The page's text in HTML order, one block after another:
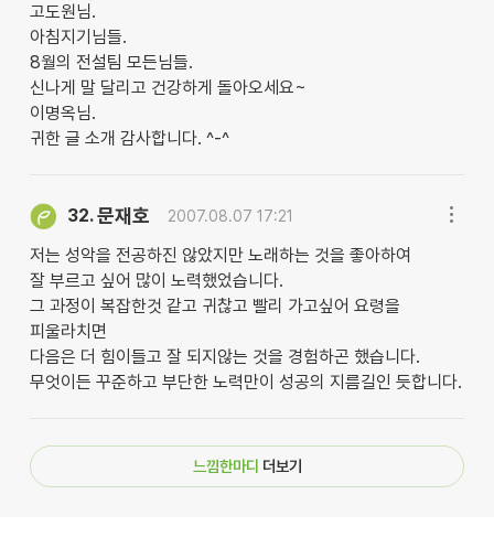
고도원님.
아침지기님들.
8월의 전설팀 모든님들.
신나게 말 달리고 건강하게 돌아오세요~
이명옥님.
귀한 글 소개 감사합니다. ^-^
32.문재호 2007.08.07 17:21
저는 성악을 전공하진 않았지만 노래하는 것을 좋아하여
잘 부르고 싶어 많이 노력했었습니다.
그 과정이 복잡한것 같고 귀찮고 빨리 가고싶어 요령을
피울라치면
다음은 더 힘이들고 잘 되지않는 것을 경험하곤 했습니다.
무엇이든 꾸준하고 부단한 노력만이 성공의 지름길인 듯합니다.
느낌한마디 더보기